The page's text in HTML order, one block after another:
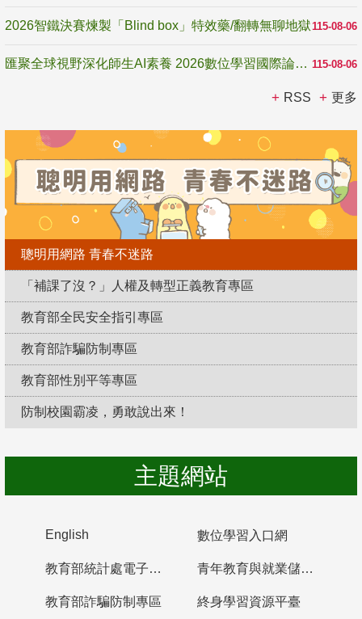
115-08-06
2026智鐵決賽煉製「Blind box」特效藥/翻轉無聊地獄
115-08-06
匯聚全球視野深化師生AI素養 2026數位學習國際論壇高雄登場
RSS 更多
聰明用網路 青春不迷路
「補課了沒？」人權及轉型正義教育專區
教育部全民安全指引專區
教育部詐騙防制專區
教育部性別平等專區
防制校園霸凌，勇敢說出來！
主題網站
English 數位學習入口網
教育部統計處電子書櫃 青年教育與就業儲蓄帳戶
教育部詐騙防制專區 終身學習資源平臺